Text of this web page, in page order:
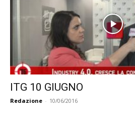
ITG 10 GIUGNO
Redazione - 10/06/2016